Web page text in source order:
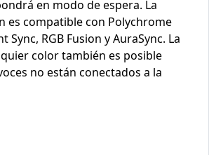
en modo de espera. La
es compatible con Polychrome
Sync, RGB Fusion y AuraSync. La
color también es posible
no están conectados a la